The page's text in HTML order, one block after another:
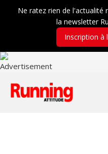
Ne ratez rien de l'actualité
la newsletter
Inscription à